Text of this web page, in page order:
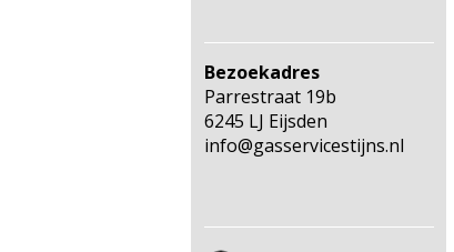
Bezoekadres
Parrestraat 19b
6245 LJ Eijsden
info@gasservicestijns.nl